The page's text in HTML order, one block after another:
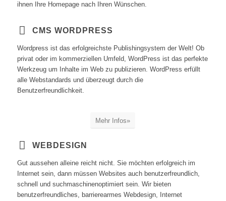
ihnen Ihre Homepage nach Ihren Wünschen.
CMS WORDPRESS
Wordpress ist das erfolgreichste Publishingsystem der Welt! Ob
privat oder im kommerziellen Umfeld, WordPress ist das perfekte
Werkzeug um Inhalte im Web zu publizieren. WordPress erfüllt
alle Webstandards und überzeugt durch die
Benutzerfreundlichkeit.
Mehr Infos»
WEBDESIGN
Gut aussehen alleine reicht nicht. Sie möchten erfolgreich im
Internet sein, dann müssen Websites auch benutzerfreundlich,
schnell und suchmaschinenoptimiert sein. Wir bieten
benutzerfreundliches, barrierearmes Webdesign, Internet